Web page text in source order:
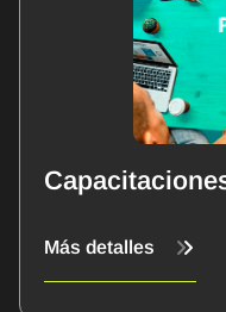
Más detalles